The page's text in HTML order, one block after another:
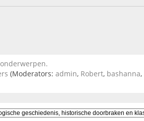
(Moderators: admin, Robert, bashanna,